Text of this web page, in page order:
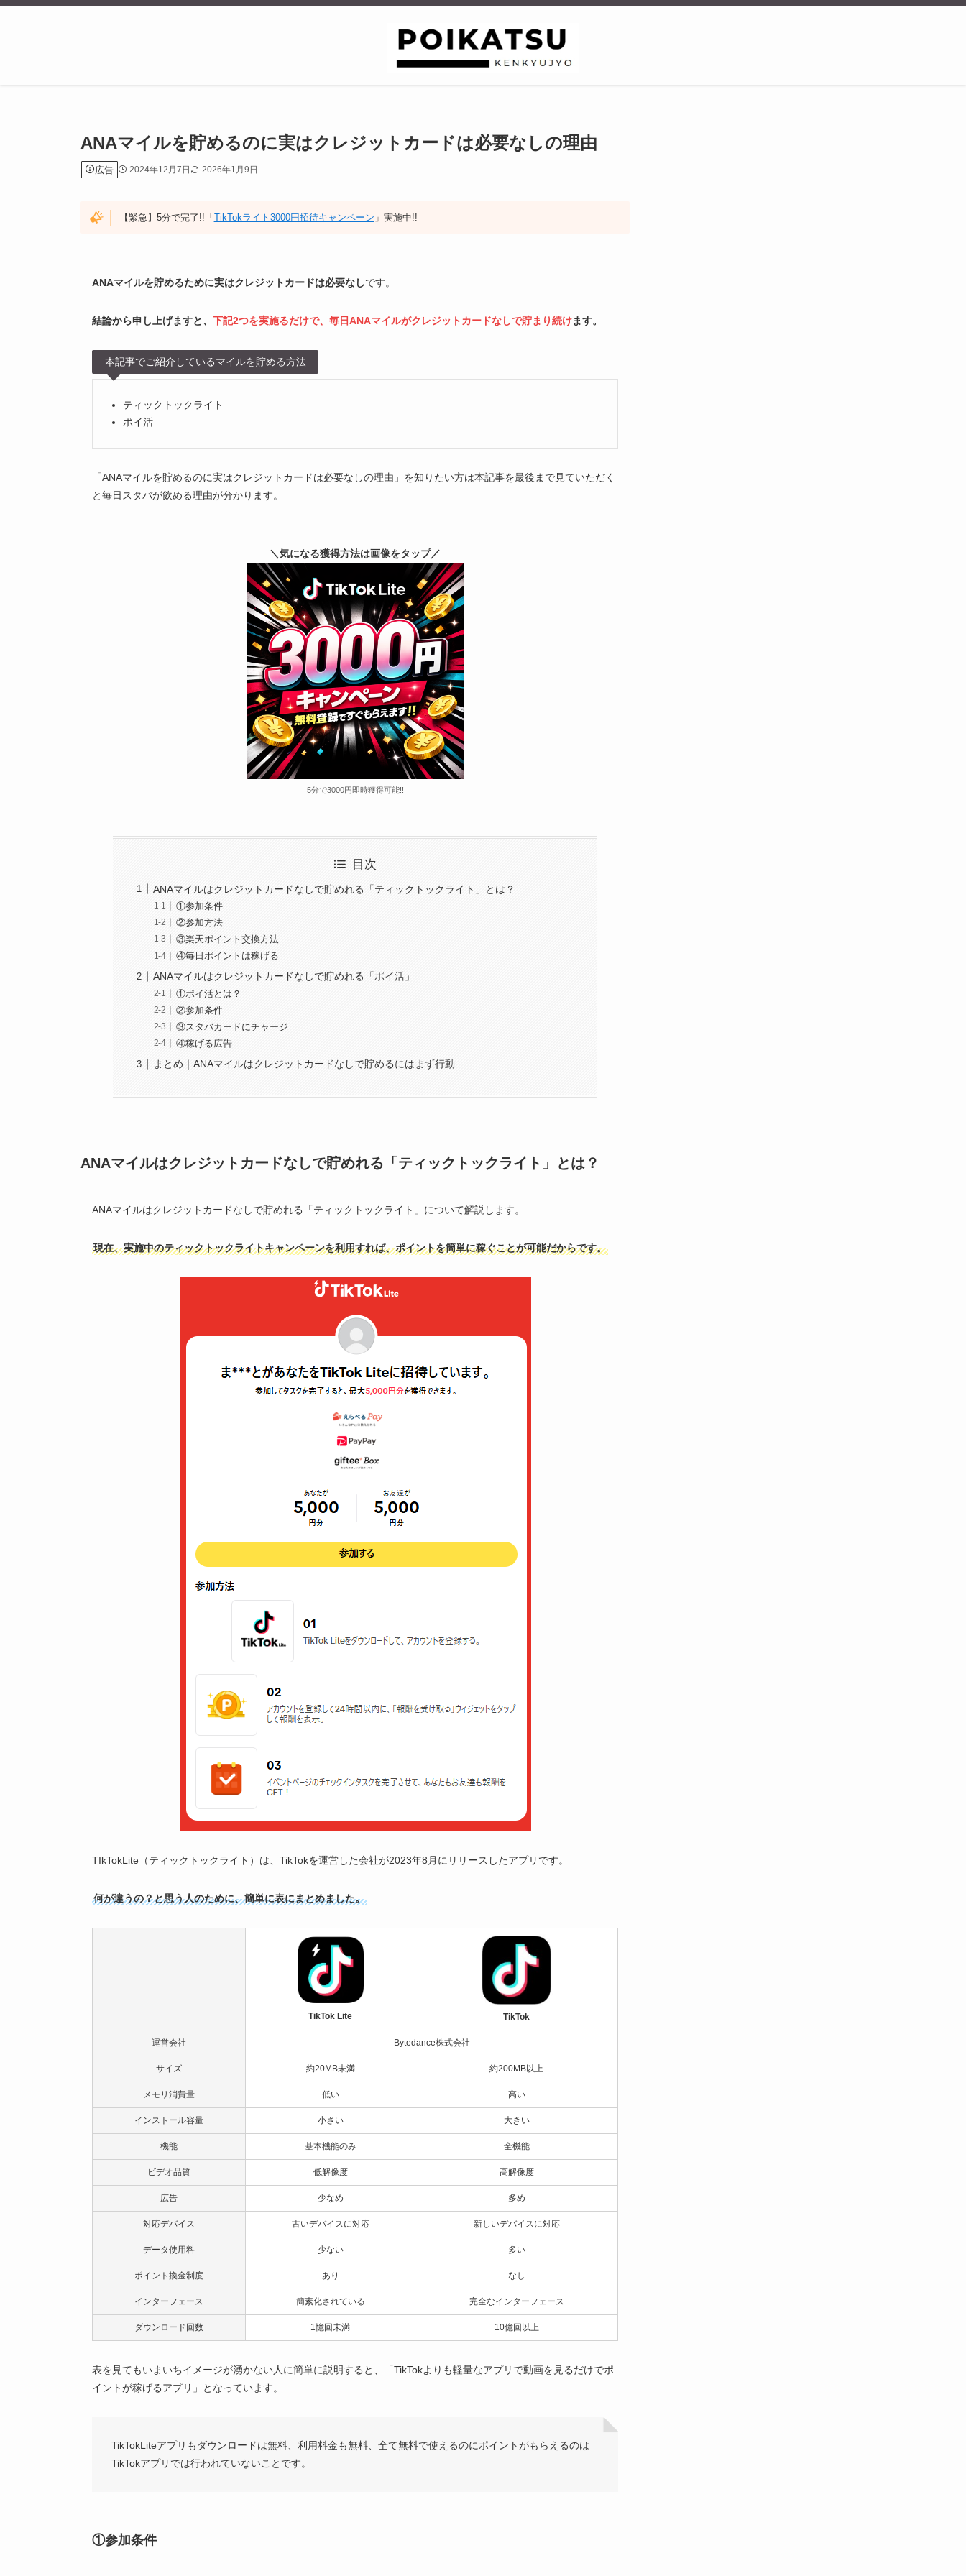
ANAマイルを貯めるのに実はクレジットカードは必要なしの理由
広告 2024年12月7日 2026年1月9日
【緊急】5分で完了!!「 TikTokライト3000円招待キャンペーン 」実施中!!
ANAマイルを貯めるために実はクレジットカードは必要なしです。
結論から申し上げますと、 下記2つを実施るだけで、毎日ANAマイルがクレジットカードなしで貯まり続けます。
本記事でご紹介しているマイルを貯める方法
ティックトックライト
ポイ活
「ANAマイルを貯めるのに実はクレジットカードは必要なしの理由」を知りたい方は本記事を最後まで見ていただく
と毎日スタバが飲める理由が分かります。
＼気になる獲得方法は画像をタップ／
5分で3000円即時獲得可能!!
目次
ANAマイルはクレジットカードなしで貯めれる「ティックトックライト」とは？
①参加条件
②参加方法
③楽天ポイント交換方法
④毎日ポイントは稼げる
ANAマイルはクレジットカードなしで貯めれる「ポイ活」
①ポイ活とは？
②参加条件
③スタバカードにチャージ
④稼げる広告
まとめ｜ANAマイルはクレジットカードなしで貯めるにはまず行動
ANAマイルはクレジットカードなしで貯めれる「ティックトックライト」とは？
ANAマイルはクレジットカードなしで貯めれる「ティックトックライト」について解説します。
現在、実施中のティックトックライトキャンペーンを利用すれば、ポイントを簡単に稼ぐことが可能だからです。
TIkTokLite（ティックトックライト）は、TikTokを運営した会社が2023年8月にリリースしたアプリです。
何が違うの？と思う人のために、簡単に表にまとめました。
TikTok Lite TikTok
運営会社 Bytedance株式会社
サイズ 約20MB未満 約200MB以上
メモリ消費量 低い 高い
インストール容量 小さい 大きい
機能 基本機能のみ 全機能
ビデオ品質 低解像度 高解像度
広告 少なめ 多め
対応デバイス 古いデバイスに対応 新しいデバイスに対応
データ使用料 少ない 多い
ポイント換金制度 あり なし
インターフェース 簡素化されている 完全なインターフェース
ダウンロード回数 1憶回未満 10億回以上
表を見てもいまいちイメージが湧かない人に簡単に説明すると、「TikTokよりも軽量なアプリで動画を見るだけでポ
イントが稼げるアプリ」となっています。
TikTokLiteアプリもダウンロードは無料、利用料金も無料、全て無料で使えるのにポイントがもらえるのは
TikTokアプリでは行われていないことです。
①参加条件